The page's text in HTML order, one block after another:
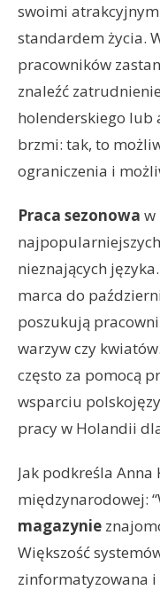
swoimi
standardem życia.
pracowników
znaleźć
holenderskiego lub
brzmi: tak, to
ograniczenia i
Praca sezonowa w
nieznających
marca do
poszukują
warzyw czy
często za pomocą
wsparciu
pracy w Holandii
Jak podkreśla
międzynarodowej:
magazynie
Większość
zinformatyzowana